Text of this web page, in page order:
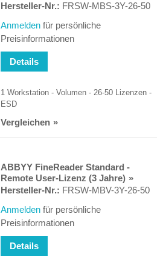
Hersteller-Nr.: FRSW-MBS-3Y-26-50
Anmelden für persönliche
Preisinformationen
Details
1 Workstation - Volumen - 26-50 Lizenzen -
ESD
Vergleichen
ABBYY FineReader Standard -
Remote User-Lizenz (3 Jahre)
Hersteller-Nr.: FRSW-MBV-3Y-26-50
Anmelden für persönliche
Preisinformationen
Details